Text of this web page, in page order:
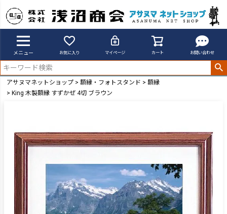
メニュー お気に入り マイページ カート お問い合わせ
アサヌマネットショップ 額縁・フォトスタンド
額縁
King 木製額縁 すずかぜ 4切 ブラウン